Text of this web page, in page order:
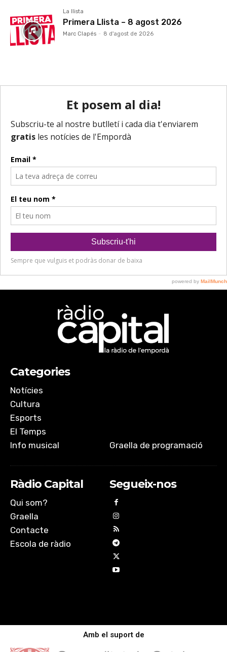
La llista
Primera Llista – 8 agost 2026
Marc Clapés - 8 d'agost de 2026
Categories
Notícies
Cultura
Esports
El Temps
Info musical
Graella de programació
Ràdio Capital
Qui som?
Graella
Contacte
Escola de ràdio
Segueix-nos
Amb el suport de